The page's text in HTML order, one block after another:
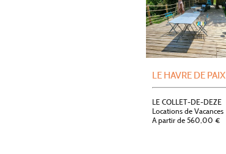
LE HAVRE DE PAIX
LE COLLET-DE-DEZE
Locations de Vacances
A partir de 560,00 €